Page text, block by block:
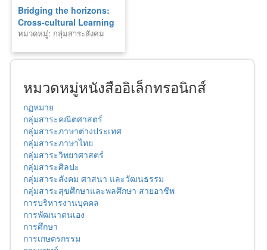
Bridging the horizons:
Cross-cultural Learning
in Architectural and
through Study Abroad
หมวดหมู่: กลุ่มสาระสังคม
หมวดหมู่หนังสืออิเล็กทรอนิกส์
กฏหมาย
กลุ่มสาระคณิตศาสตร์
กลุ่มสาระภาษาต่างประเทศ
กลุ่มสาระภาษาไทย
กลุ่มสาระวิทยาศาสตร์
กลุ่มสาระศิลปะ
กลุ่มสาระสังคม ศาสนา และวัฒนธรรม
กลุ่มสาระสุขศึกษาและพลศึกษา สายอาชีพ
การบริหารงานบุคคล
การพัฒนาตนเอง
การศึกษา
การเกษตรกรรม